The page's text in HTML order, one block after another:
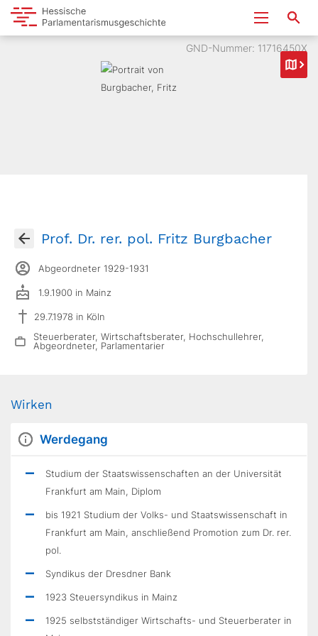
GND-Nummer: 11716450X
Prof. Dr. rer. pol. Fritz Burgbacher
Abgeordneter 1929-1931
1.9.1900 in Mainz
29.7.1978 in Köln
Steuerberater, Wirtschaftsberater, Hochschullehrer,
Abgeordneter, Parlamentarier
Wirken
Werdegang
Studium der Staatswissenschaften an der Universität
Frankfurt am Main, Diplom
bis 1921 Studium der Volks- und Staatswissenschaft in
Frankfurt am Main, anschließend Promotion zum Dr. rer.
pol.
Syndikus der Dresdner Bank
1923 Steuersyndikus in Mainz
1925 selbstständiger Wirtschafts- und Steuerberater in